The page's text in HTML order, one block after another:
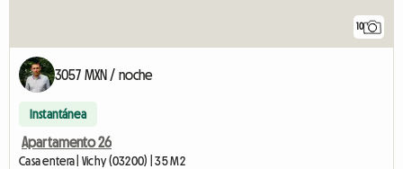
10
3057 MXN / noche
Instantánea
Apartamento 26
Casa entera | Vichy (03200) | 35 M2